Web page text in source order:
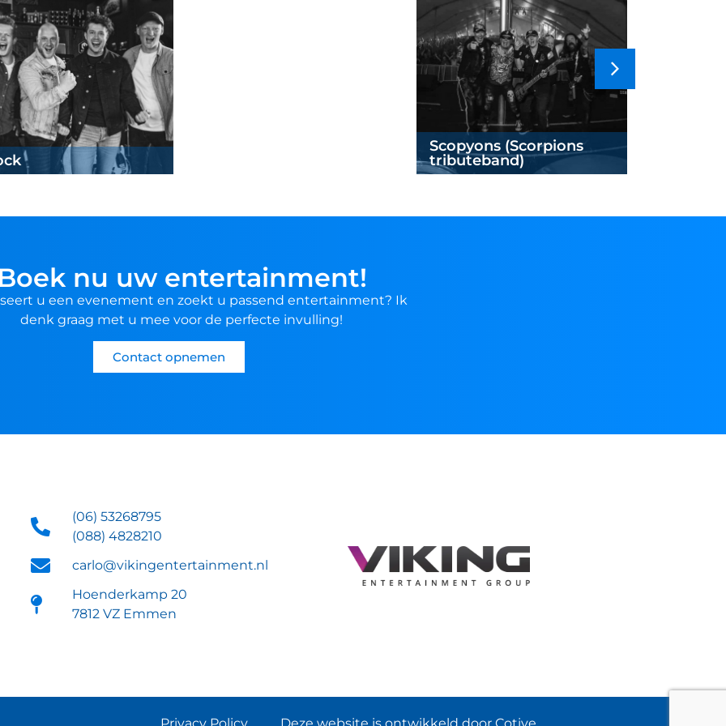
Scopyons (Scorpions
tributeband)
Boek nu uw entertainment!
u een evenement en zoekt u passend entertainment? Ik
denk graag met u mee voor de perfecte invulling!
Contact opnemen
(06) 53268795
(088) 4828210
carlo@vikingentertainment.nl
Hoenderkamp 20
7812 VZ Emmen